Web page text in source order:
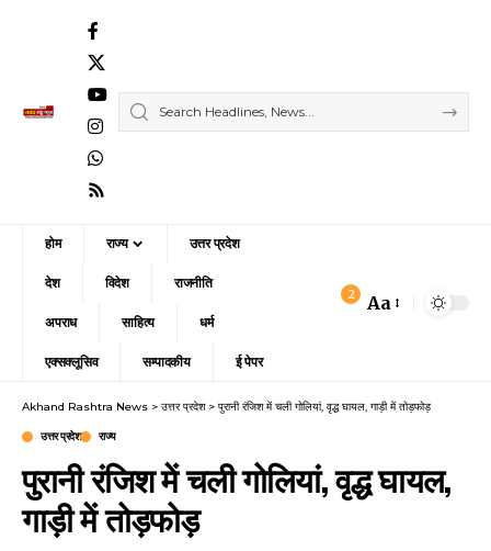
होम राज्य उत्तर प्रदेश
देश विदेश राजनीति
अपराध साहित्य धर्म
एक्सक्लूसिव सम्पादकीय ई पेपर
2
Font
Aa
Akhand Rashtra News > उत्तर प्रदेश> पुरानी रंजिश में चली गोलियां, वृद्ध घायल, गाड़ी में तोड़फोड़
उत्तर प्रदेश राज्य
पुरानी रंजिश में चली गोलियां, वृद्ध घायल,
गाड़ी में तोड़फोड़